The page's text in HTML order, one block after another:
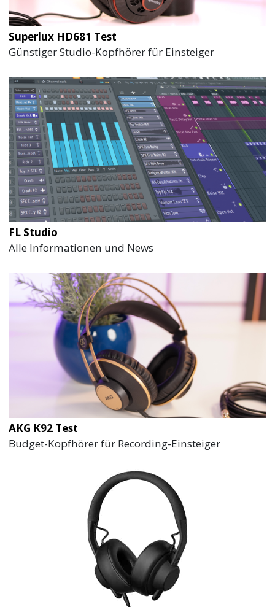
Superlux HD681 Test
Günstiger Studio-Kopfhörer für Einsteiger
FL Studio
Alle Informationen und News
AKG K92 Test
Budget-Kopfhörer für Recording-Einsteiger